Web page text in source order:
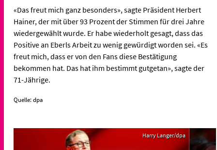
«Das freut mich ganz besonders», sagte Präsident Herbert
Hainer, der mit über 93 Prozent der Stimmen für drei Jahre
wiedergewählt wurde. Er habe wiederholt gesagt, dass das
Positive an Eberls Arbeit zu wenig gewürdigt worden sei. «Es
freut mich, dass er von den Fans diese Bestätigung
bekommen hat. Das hat ihm bestimmt gutgetan», sagte der
71-Jährige.
Quelle: dpa
Harry Langer/dpa